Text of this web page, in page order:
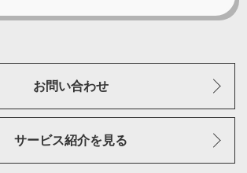
お問い合わせ
サービス紹介を見る